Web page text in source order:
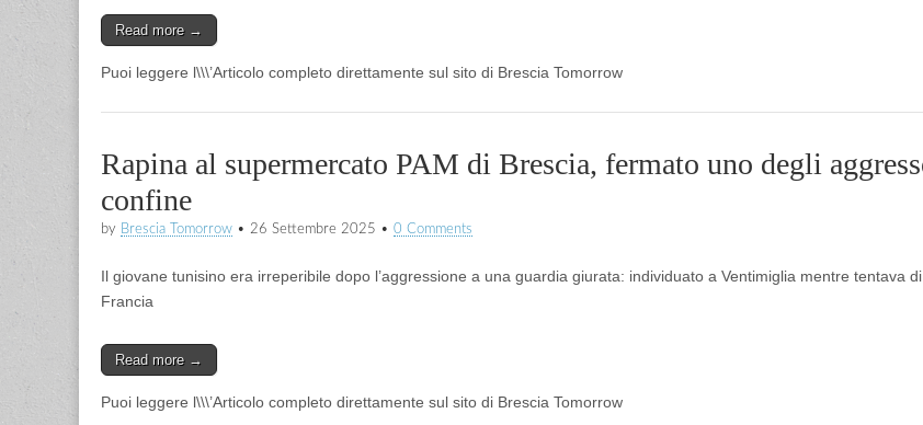
Read more →
Puoi leggere l\\\’Articolo completo direttamente sul sito di Brescia Tomorrow
Rapina al supermercato PAM di Brescia, fermato uno degli
confine
by Brescia Tomorrow • 26 Settembre 2025 • 0 Comments
Il giovane tunisino era irreperibile dopo l’aggressione a una guardia giurata: individuato a Ventimiglia mentre tentava
Francia
Read more →
Puoi leggere l\\\’Articolo completo direttamente sul sito di Brescia Tomorrow